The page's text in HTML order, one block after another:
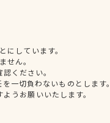
しています。
せん。
ください。
一切負わないものとします。
うお願いいたします。